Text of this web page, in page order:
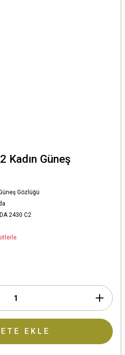
Kadın Güneş
Gözlüğü
2430 C2
EKLE